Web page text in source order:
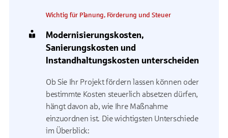
Wichtig für Planung, Förderung und Steuer
Modernisierungskosten,
Sanierungskosten und
Instandhaltungskosten unterscheiden
Ob Sie Ihr Projekt fördern lassen können oder
bestimmte Kosten steuerlich absetzen dürfen,
hängt davon ab, wie Ihre Maßnahme
einzuordnen ist. Die wichtigsten Unterschiede
im Überblick: